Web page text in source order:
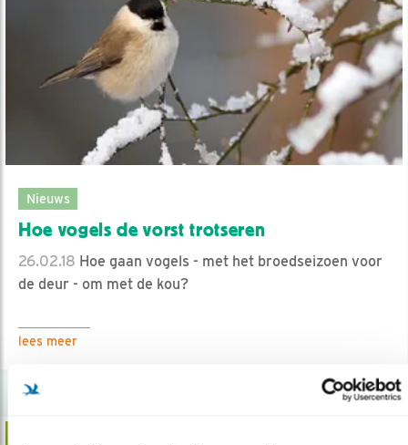
Nieuws
Hoe vogels de vorst trotseren
26.02.18 Hoe gaan vogels - met het broedseizoen voor
de deur - om met de kou?
lees meer